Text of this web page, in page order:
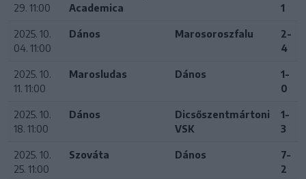
29. 11:00
Academica
1
2025. 10.
04. 11:00
Dános Marosoroszfalu
2-
4
2025. 10.
11. 11:00
Marosludas Dános
1-
0
2025. 10.
18. 11:00
Dános
Dicsőszentmártoni
VSK
1-
3
2025. 10.
25. 11:00
Szováta Dános
7-
2